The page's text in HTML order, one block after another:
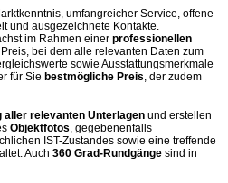
umfangreicher Service, offene
und ausgezeichnete Kontakte.
im Rahmen einer professionellen
bei dem alle relevanten Daten zum
sowie Ausstattungsmerkmale
für Sie bestmögliche Preis, der zudem
aller relevanten Unterlagen und erstellen
Objektfotos , gegebenenfalls
IST-Zustandes sowie eine treffende
Auch 360 Grad-Rundgänge sind in